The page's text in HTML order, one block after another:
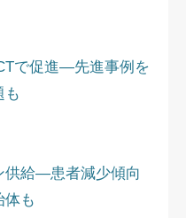
で促進―先進事例を
も
供給―患者減少傾向
体も